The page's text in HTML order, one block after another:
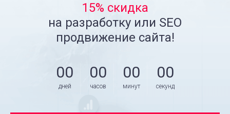
15% скидка
на разработку или SEO
продвижение сайта!
00
дней
00
часов
00
минут
00
секунд